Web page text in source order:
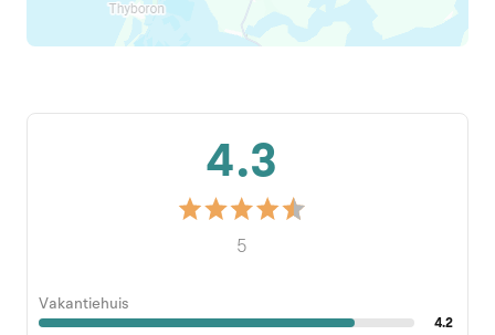
4.3
5
Vakantiehuis
4.2